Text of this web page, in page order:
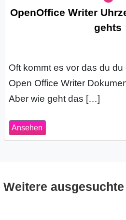
OpenOffice Writer
gehts
Oft kommt es vor das du du
Open Office Writer
Aber wie geht das […]
Ansehen
Weitere